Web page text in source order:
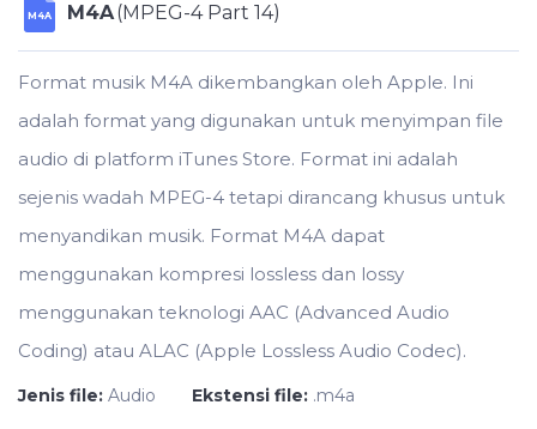
M4A M4A(MPEG-4 Part 14)
Format musik M4A dikembangkan oleh Apple. Ini
adalah format yang digunakan untuk menyimpan file
audio di platform iTunes Store. Format ini adalah
sejenis wadah MPEG-4 tetapi dirancang khusus untuk
menyandikan musik. Format M4A dapat
menggunakan kompresi lossless dan lossy
menggunakan teknologi AAC (Advanced Audio
Coding) atau ALAC (Apple Lossless Audio Codec).
Jenis file: Audio Ekstensi file: .m4a